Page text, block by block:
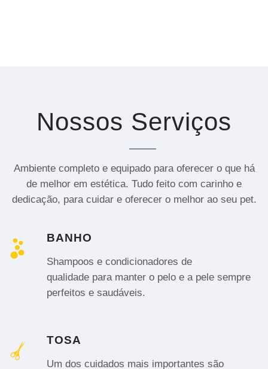
Nossos Serviços
Ambiente completo e equipado para oferecer o que há
de melhor em estética. Tudo feito com carinho e
dedicação, para cuidar e oferecer o melhor ao seu pet.
BANHO
Shampoos e condicionadores de
qualidade para manter o pelo e a pele sempre
perfeitos e saudáveis.
TOSA
Um dos cuidados mais importantes são